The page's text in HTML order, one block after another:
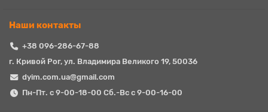
Наши контакты
+38 096-286-67-88
г. Кривой Рог, ул. Владимира Великого 19, 50036
dyim.com.ua@gmail.com
Пн-Пт. с 9-00-18-00 Сб.-Вс с 9-00-16-00